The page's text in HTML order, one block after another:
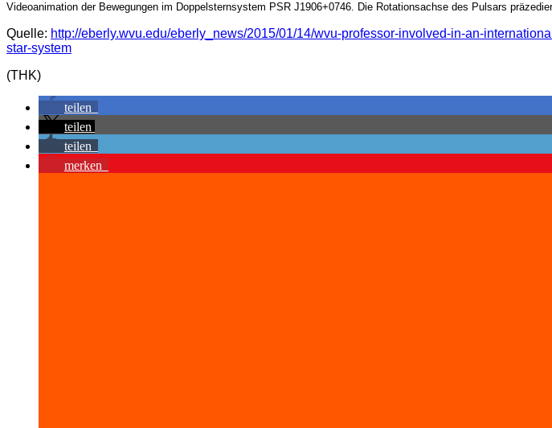
Videoanimation der Bewegungen im Doppelsternsystem PSR J1906+0746. Die Rotationsachse des Pulsars
Quelle: http://eberly.wvu.edu/eberly_news/2015/01/14/wvu-professor-involved-in-an-
star-system
(THK)
teilen
teilen
teilen
merken